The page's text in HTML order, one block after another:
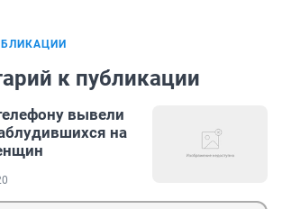
к публикации
вывели
на